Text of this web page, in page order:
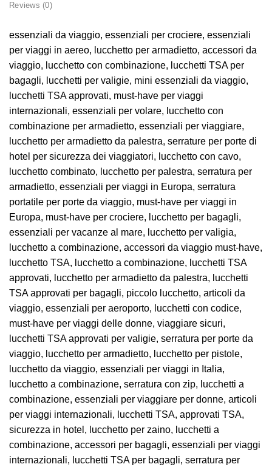
Reviews (0)
essenziali da viaggio, essenziali per crociere, essenziali
per viaggi in aereo, lucchetto per armadietto, accessori da
viaggio, lucchetto con combinazione, lucchetti TSA per
bagagli, lucchetti per valigie, mini essenziali da viaggio,
lucchetti TSA approvati, must-have per viaggi
internazionali, essenziali per volare, lucchetto con
combinazione per armadietto, essenziali per viaggiare,
lucchetto per armadietto da palestra, serrature per porte di
hotel per sicurezza dei viaggiatori, lucchetto con cavo,
lucchetto combinato, lucchetto per palestra, serratura per
armadietto, essenziali per viaggi in Europa, serratura
portatile per porte da viaggio, must-have per viaggi in
Europa, must-have per crociere, lucchetto per bagagli,
essenziali per vacanze al mare, lucchetto per valigia,
lucchetto a combinazione, accessori da viaggio must-have,
lucchetto TSA, lucchetto a combinazione, lucchetti TSA
approvati, lucchetto per armadietto da palestra, lucchetti
TSA approvati per bagagli, piccolo lucchetto, articoli da
viaggio, essenziali per aeroporto, lucchetti con codice,
must-have per viaggi delle donne, viaggiare sicuri,
lucchetti TSA approvati per valigie, serratura per porte da
viaggio, lucchetto per armadietto, lucchetto per pistole,
lucchetto da viaggio, essenziali per viaggi in Italia,
lucchetto a combinazione, serratura con zip, lucchetti a
combinazione, essenziali per viaggiare per donne, articoli
per viaggi internazionali, lucchetti TSA, approvati TSA,
sicurezza in hotel, lucchetto per zaino, lucchetti a
combinazione, accessori per bagagli, essenziali per viaggi
internazionali, lucchetti TSA per bagagli, serratura per